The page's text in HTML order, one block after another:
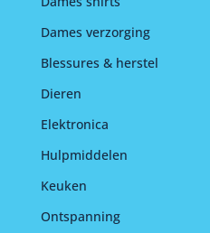
Dames verzorging
Blessures & herstel
Dieren
Elektronica
Hulpmiddelen
Keuken
Ontspanning